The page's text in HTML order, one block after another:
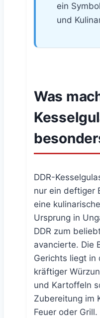
ein
und
Was
DDR-
nur ein deftiger
eine
Ursprung in
DDR zum
avancierte. Die
Gerichts liegt in
kräftiger
und Kartoffeln
Zubereitung im
Feuer oder